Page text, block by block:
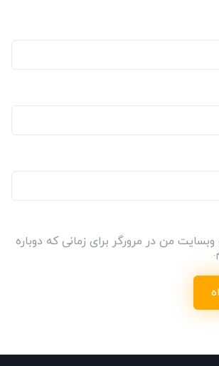
من در مرورگر برای زمانی که دوباره